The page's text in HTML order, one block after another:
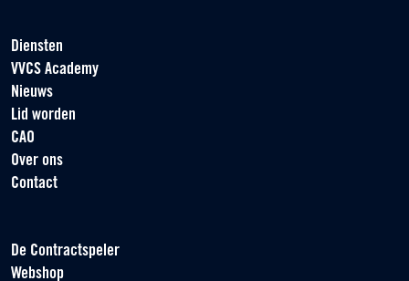
Diensten
VVCS Academy
Nieuws
Lid worden
CAO
Over ons
Contact
De Contractspeler
Webshop